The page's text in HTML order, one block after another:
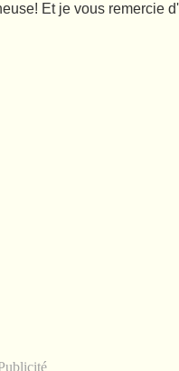
Et je vous remercie